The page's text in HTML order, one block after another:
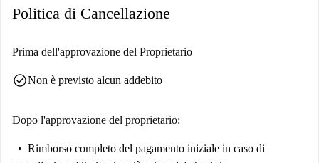
Politica di Cancellazione
Prima dell'approvazione del Proprietario
check_circleNon è previsto alcun addebito
Dopo l'approvazione del proprietario:
Rimborso completo del pagamento iniziale in caso di